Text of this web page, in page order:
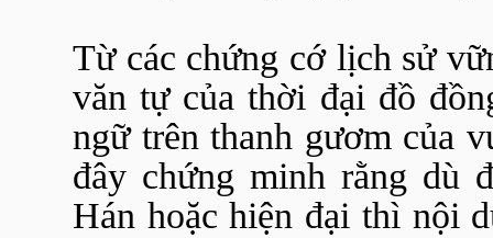
Từ các chứng cớ lịch sử
văn tự của thời đại đồ
ngữ trên thanh gươm của
đây chứng minh rằng dù
Hán hoặc hiện đại thì nội